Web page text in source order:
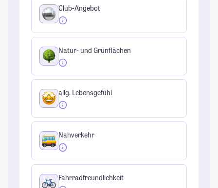
Club-Angebot
Natur- und Grünflächen
allg. Lebensgefühl
Nahverkehr
Fahrradfreundlichkeit